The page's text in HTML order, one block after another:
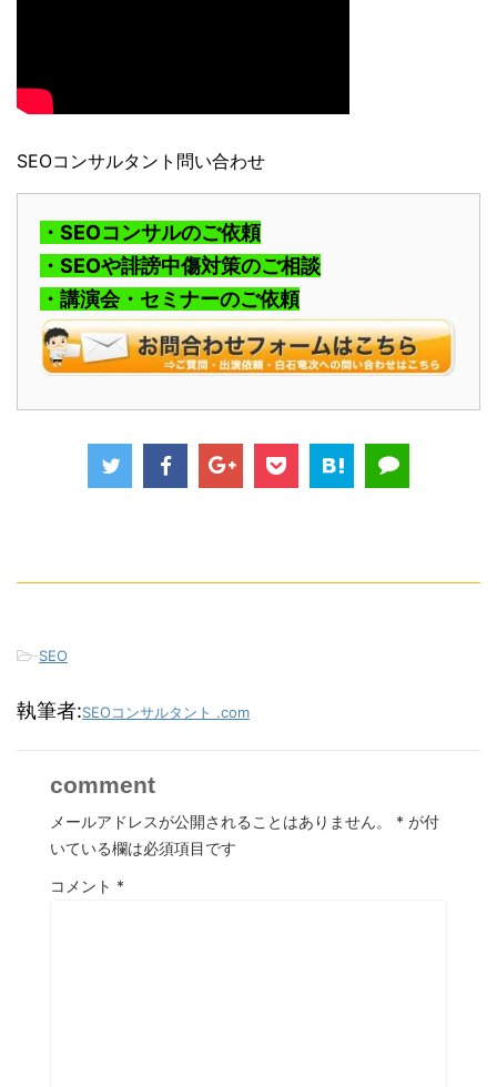
SEOコンサルタント問い合わせ
・SEOコンサルのご依頼
・SEOや誹謗中傷対策のご相談
・講演会・セミナーのご依頼
-SEO
執筆者:SEOコンサルタント .com
comment
メールアドレスが公開されることはありません。 * が付
いている欄は必須項目です
コメント *